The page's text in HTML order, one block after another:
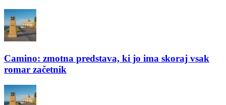
Camino: zmotna predstava, ki jo ima skoraj vsak
romar začetnik